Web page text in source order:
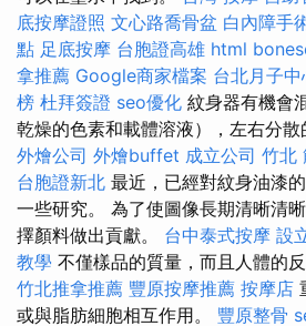
底按摩證照 文心路喬骨盆 白內障手
點 足底按摩 台胞證高雄 html
拿推薦 Google商家檔案 台北月子中
榜 杜拜簽證 seo優化 紋身器有機會
乾燥的色素和載體溶液），左右分散
外燴公司 外燴buffet 成立公司 竹北
台胞證新北 最近，已經對紋身油漆
一些研究。 為了使圖像長期清晰清
擇顏料做出貢獻。 台中泰式按摩 設
教學 不僅樣品的質量，而且人體的
竹北推拿推薦 豐原按摩推薦 按摩店
或與脂肪細胞相互作用。 豐原整骨